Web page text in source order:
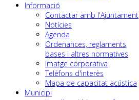
Informació
Contactar amb l'Ajuntament
Notícies
Agenda
Ordenances, reglaments,
bases i altres normatives
Imatge corporativa
Telèfons d'interès
Mapa de capacitat acústica
Municipi